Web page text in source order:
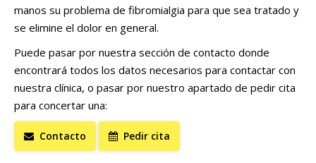
manos su problema de fibromialgia para que sea tratado y
se elimine el dolor en general.
Puede pasar por nuestra sección de contacto donde
encontrará todos los datos necesarios para contactar con
nuestra clínica, o pasar por nuestro apartado de pedir cita
para concertar una:
Contacto Pedir cita